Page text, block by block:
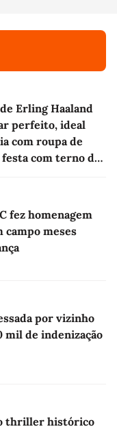
Erling Haaland
perfeito, ideal
com roupa de
com terno de
fez homenagem
campo meses
por vizinho
mil de indenização
thriller histórico